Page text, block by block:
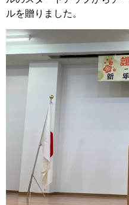
ルを贈りました。